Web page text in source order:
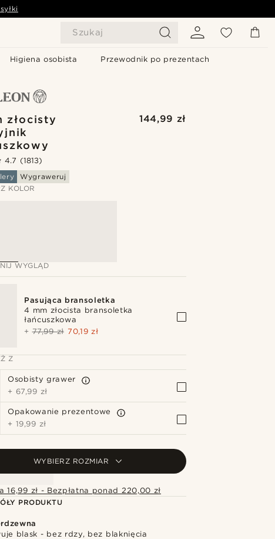
Szukaj
Higiena osobista Przewodnik po prezentach
złocisty
144,99 zł
4.7 (1813)
Wygraweruj
KOLOR
WYGLĄD
Pasująca bransoletka
4 mm złocista bransoletka
łańcuszkowa
+77,99 zł 70,19 zł
Z
Osobisty grawer
+ 67,99 zł
Opakowanie prezentowe
+ 19,99 zł
WYBIERZ ROZMIAR
16,99 zł - Bezpłatna ponad 220,00 zł
PRODUKTU
blask - bez rdzy, bez blaknięcia